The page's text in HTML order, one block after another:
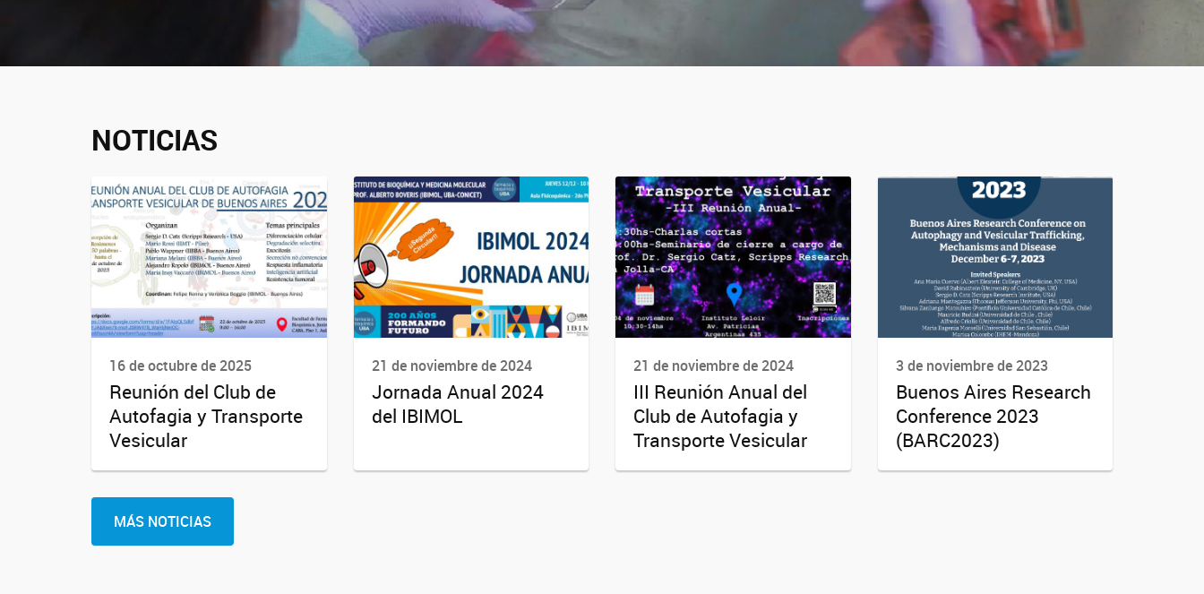
NOTICIAS
16 de octubre de 2025
Reunión del Club de
Autofagia y Transporte
Vesicular
21 de noviembre de 2024
Jornada Anual 2024
del IBIMOL
21 de noviembre de 2024
III Reunión Anual del
Club de Autofagia y
Transporte Vesicular
3 de noviembre de 2023
Buenos Aires Research
Conference 2023
(BARC2023)
MÁS NOTICIAS